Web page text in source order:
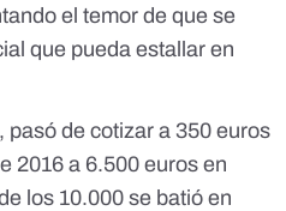
el temor de que se
que pueda estallar en
pasó de cotizar a 350 euros
2016 a 6.500 euros en
los 10.000 se batió en